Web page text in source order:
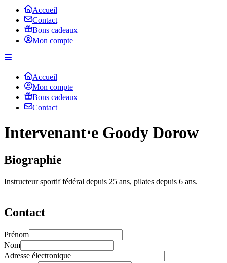
Accueil
Contact
Bons cadeaux
Mon compte
Accueil
Mon compte
Bons cadeaux
Contact
Intervenant⋅e Goody Dorow
Biographie
Instructeur sportif fédéral depuis 25 ans, pilates depuis 6 ans.
Contact
Prénom
Nom
Adresse électronique